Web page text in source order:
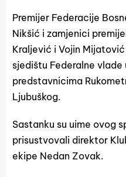
Premijer Federacije
Nikšić i zamjenici
Kraljević i Vojin
sjedištu Federalne vlade
predstavnicima
Ljubuškog.
Sastanku su uime ovog
prisustvovali direktor
ekipe Nedan Zovak.